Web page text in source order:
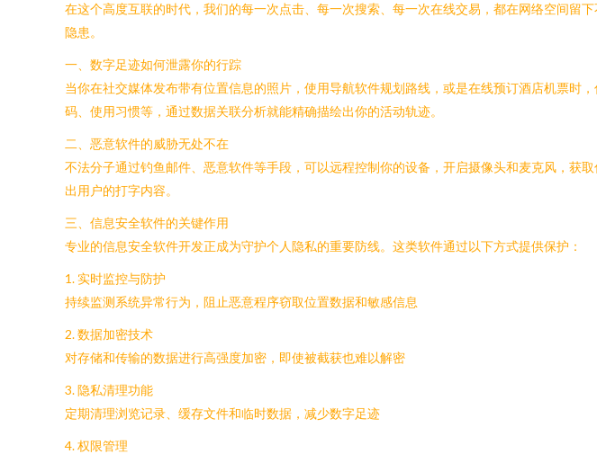
在这个高度互联的时代，我们的每一次点击、每一次搜索、每一次在线交易，都在网络空间留
隐患。
一、数字足迹如何泄露你的行踪
当你在社交媒体发布带有位置信息的照片，使用导航软件规划路线，或是在线预订酒店机票时
码、使用习惯等，通过数据关联分析就能精确描绘出你的活动轨迹。
二、恶意软件的威胁无处不在
不法分子通过钓鱼邮件、恶意软件等手段，可以远程控制你的设备，开启摄像头和麦克风，获
出用户的打字内容。
三、信息安全软件的关键作用
专业的信息安全软件开发正成为守护个人隐私的重要防线。这类软件通过以下方式提供保护：
1. 实时监控与防护
持续监测系统异常行为，阻止恶意程序窃取位置数据和敏感信息
2. 数据加密技术
对存储和传输的数据进行高强度加密，即使被截获也难以解密
3. 隐私清理功能
定期清理浏览记录、缓存文件和临时数据，减少数字足迹
4. 权限管理